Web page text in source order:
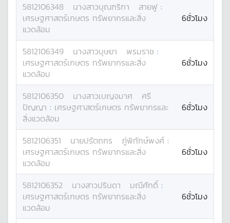
5812106348 นางสาวบุณฑริกา สายฟู :
เศรษฐศาสตร์เกษตร ทรัพยากรและสิ่ง
แวดล้อม
6ชั่วโมง
5812106349 นางสาวบุษยา พรมราช :
เศรษฐศาสตร์เกษตร ทรัพยากรและสิ่ง
แวดล้อม
6ชั่วโมง
5812106350 นางสาวเบญจมาศ
ศรี
ปัญญา : เศรษฐศาสตร์เกษตร ทรัพยากรและ
สิ่งแวดล้อม
6ชั่วโมง
5812106351 นายปรัตถกร ภู่พิทักษ์พงศ์ :
เศรษฐศาสตร์เกษตร ทรัพยากรและสิ่ง
แวดล้อม
6ชั่วโมง
5812106352 นางสาวปรินดา มณีศักดิ์ :
เศรษฐศาสตร์เกษตร ทรัพยากรและสิ่ง
แวดล้อม
6ชั่วโมง